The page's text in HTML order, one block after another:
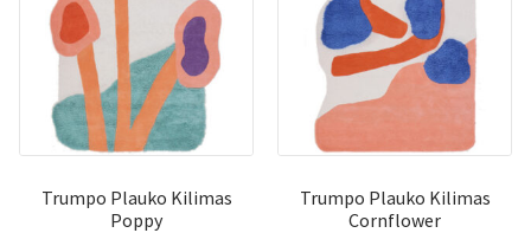
Trumpo Plauko Kilimas
Poppy
Trumpo Plauko Kilimas
Cornflower